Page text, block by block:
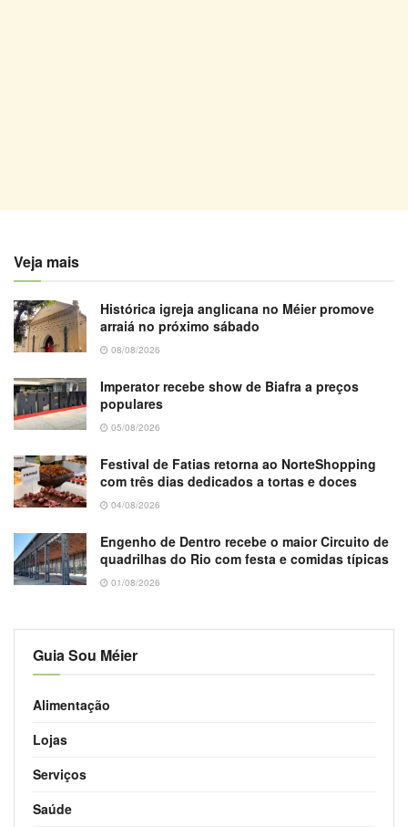
Veja mais
Histórica igreja anglicana no Méier promove
arraiá no próximo sábado
08/08/2026
Imperator recebe show de Biafra a preços
populares
05/08/2026
Festival de Fatias retorna ao NorteShopping
com três dias dedicados a tortas e doces
04/08/2026
Engenho de Dentro recebe o maior Circuito de
quadrilhas do Rio com festa e comidas típicas
01/08/2026
Guia Sou Méier
Alimentação
Lojas
Serviços
Saúde